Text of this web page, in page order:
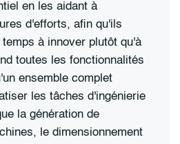
en les aidant à
d'efforts, afin qu'ils
à innover plutôt qu'à
toutes les fonctionnalités
ensemble complet
les tâches d'ingénierie
la génération de
le dimensionnement